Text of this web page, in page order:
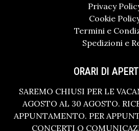
Privacy
Cookie
Termini e
Spedizioni e
ORARI DI
SAREMO CHIUSI PER LE
AGOSTO AL 30 AGOSTO.
APPUNTAMENTO. PER
CONCERTI O